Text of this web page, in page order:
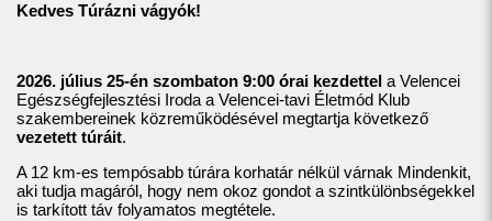
Kedves Túrázni vágyók!
2026. július 25-én szombaton 9:00 órai kezdettel a Velencei
Egészségfejlesztési Iroda a Velencei-tavi Életmód Klub
szakembereinek közreműködésével megtartja következő
vezetett túráit.
A 12 km-es tempósabb túrára korhatár nélkül várnak Mindenkit,
aki tudja magáról, hogy nem okoz gondot a szintkülönbségekkel
is tarkított táv folyamatos megtétele.